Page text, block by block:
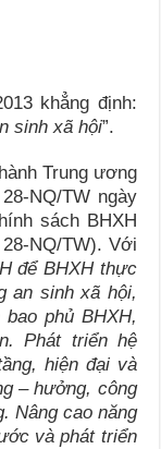
khẳng định:
sinh xã hội”.
Trung ương
NQ/TW ngày
sách BHXH
NQ/TW). Với
để BHXH thực
an sinh xã hội,
phủ BHXH,
Phát triển hệ
hiện đại và
– hưởng, công
Nâng cao năng
và phát triển